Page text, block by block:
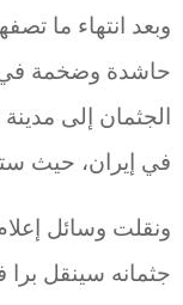
وبعد انتهاء ما
حاشدة وضخمة في
الجثمان إلى
في إيران، حيث
ونقلت وسائل
جثمانه سينقل